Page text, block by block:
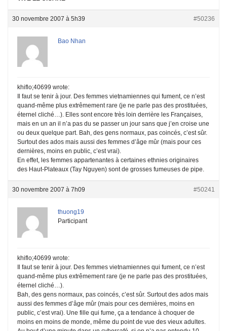
30 novembre 2007 à 5h39 #50236
Bao Nhan
khiflo;40699 wrote:
Il faut se tenir à jour. Des femmes vietnamiennes qui fument, ce n’est
quand-même plus extrêmement rare (je ne parle pas des prostituées,
éternel cliché…). Elles sont encore très loin derrière les Françaises,
mais en un an il n’a pas du se passer un jour sans que j’en croise une
ou deux quelque part. Bah, des gens normaux, pas coincés, c’est sûr.
Surtout des ados mais aussi des femmes d’âge mûr (mais pour ces
dernières, moins en public, c’est vrai).
En effet, les femmes appartenantes à certaines ethnies originaires
des Haut-Plateaux (Tay Nguyen) sont de grosses fumeuses de pipe.
30 novembre 2007 à 7h09 #50241
thuong19
Participant
khiflo;40699 wrote:
Il faut se tenir à jour. Des femmes vietnamiennes qui fument, ce n’est
quand-même plus extrêmement rare (je ne parle pas des prostituées,
éternel cliché…).
Bah, des gens normaux, pas coincés, c’est sûr. Surtout des ados mais
aussi des femmes d’âge mûr (mais pour ces dernières, moins en
public, c’est vrai). Une fille qui fume, ça a tendance à choquer de
moins en moins de monde, même du point de vue des vieux adultes.